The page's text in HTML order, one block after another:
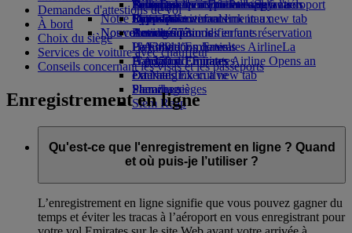
Parking à l'aéroportParking à l'aéroport
Opens an external link in a new tab
Boissons
Notre flotte
Boeing 777
L’A380 d’Emirates
L’A350 d’Emirates
Emirates Executive
Plan des sièges
Divertissements pour les enfants
Jouets pour enfants
Activités pour les enfants
Politique environnementale
Rapports environnementaux
Nos communautés
La Fondation Emirates AirlineLa
Fondation Emirates Airline Opens an
external link in a new tab
Parrainages
Nice-Dubai
Lyon-Dubai
Nouvelles destinations
Helsinki
Hangzhou
Da Nang
Shenzhen
Siem Reap
Se connecter à Emirates Skywards
Skywards+
Téléphone portable et l'application
Emirates
Annuler ou modifier une réservation
Perturbations de vols
À propos d’Emirates
Demandes d'attestions de vol
À bord
Choix du siège
Services de voiture avec chauffeur
Conseils concernant les visas et les passeports
Enregistrement en ligne
Qu'est-ce que l'enregistrement en ligne ? Quand
et où puis-je l’utiliser ?
L’enregistrement en ligne signifie que vous pouvez gagner du
temps et éviter les tracas à l’aéroport en vous enregistrant pour